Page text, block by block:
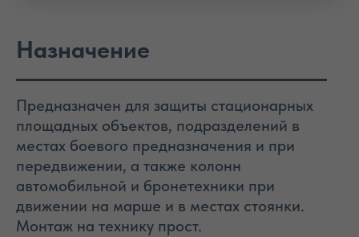
Назначение
Предназначен для защиты стационарных
площадных объектов, подразделений в
местах боевого предназначения и при
передвижении, а также колонн
автомобильной и бронетехники при
движении на марше и в местах стоянки.
Монтаж на технику прост.